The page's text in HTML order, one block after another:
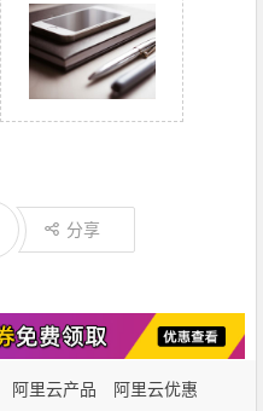
分享
阿里云产品
阿里云优惠